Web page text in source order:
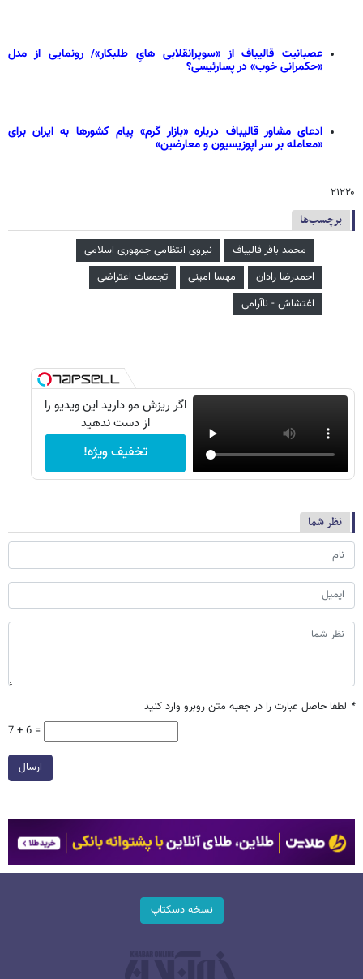
عصبانیت قالیباف از «سوپرانقلابی هایِ طلبکار»/ رونمایی از مدل
«حکمرانی خوب» در پسارئیسی؟
ادعای مشاور قالیباف درباره «بازار گرم» پیام کشورها به ایران برای
«معامله بر سر اپوزیسیون و معارضین»
۲۱۲۲۰
برچسب‌ها
محمد باقر قالیباف
نیروی انتظامی جمهوری اسلامی
احمدرضا رادان
مهسا امینی
تجمعات اعتراضی
اغتشاش - ناآرامی
اگر ریزش مو دارید این ویدیو را
از دست ندهید
تخفیف ویژه!
نظر شما
* لطفا حاصل عبارت را در جعبه متن روبرو وارد کنید
7 + 6 =
ارسال
نسخه دسکتاپ